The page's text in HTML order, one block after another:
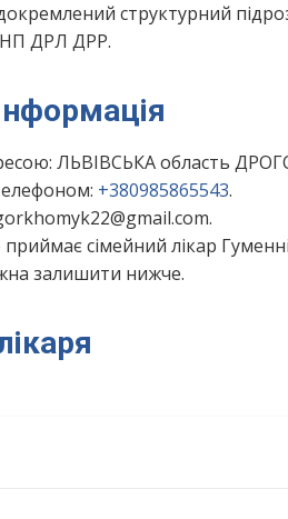
структурний
ДРЛ ДРР.
ЛЬВІВСЬКА область
+380985865543.
сімейний лікар
залишити нижче.